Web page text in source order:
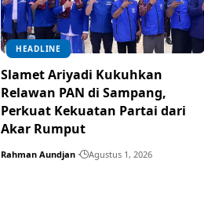
HEADLINE
Slamet Ariyadi Kukuhkan
Relawan PAN di Sampang,
Perkuat Kekuatan Partai dari
Akar Rumput
Rahman Aundjan Agustus 1, 2026